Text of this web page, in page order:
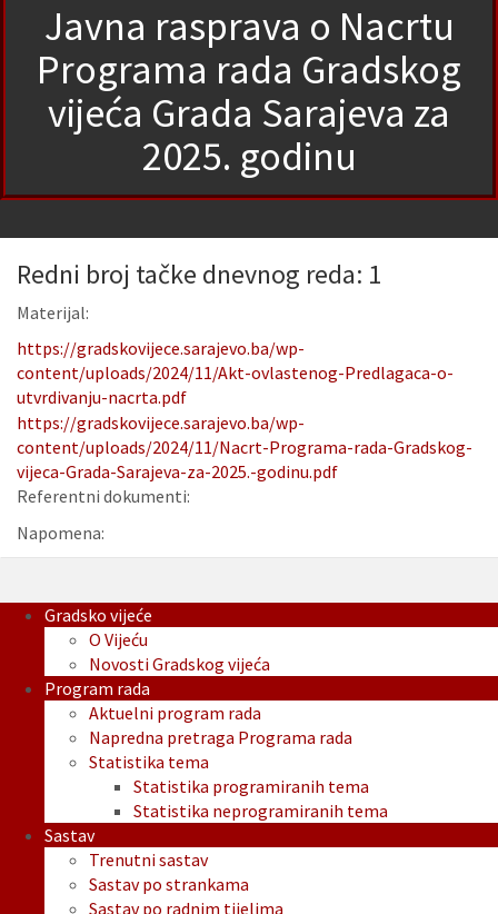
Javna rasprava o Nacrtu
Programa rada Gradskog
vijeća Grada Sarajeva za
2025. godinu
Redni broj tačke dnevnog reda: 1
Materijal:
https://gradskovijece.sarajevo.ba/wp-
content/uploads/2024/11/Akt-ovlastenog-Predlagaca-o-
utvrdivanju-nacrta.pdf
https://gradskovijece.sarajevo.ba/wp-
content/uploads/2024/11/Nacrt-Programa-rada-Gradskog-
vijeca-Grada-Sarajeva-za-2025.-godinu.pdf
Referentni dokumenti:
Napomena:
Gradsko vijeće
O Vijeću
Novosti Gradskog vijeća
Program rada
Aktuelni program rada
Napredna pretraga Programa rada
Statistika tema
Statistika programiranih tema
Statistika neprogramiranih tema
Sastav
Trenutni sastav
Sastav po strankama
Sastav po radnim tijelima